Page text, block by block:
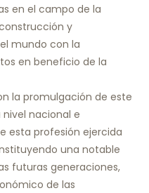
en el campo de la
y
mundo con la
en beneficio de la
la promulgación de este
nacional e
esta profesión ejercida
una notable
futuras generaciones,
de las